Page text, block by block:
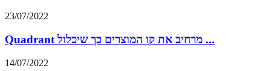
23/07/2022
Quadrant מרחיב את קו המוצרים כך שיכלול ...
14/07/2022